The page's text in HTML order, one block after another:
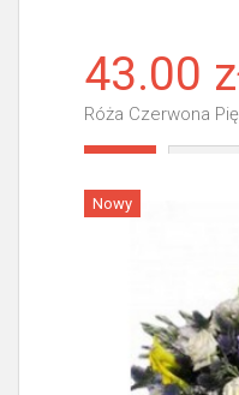
43.00
Róża Czerwona
Nowy